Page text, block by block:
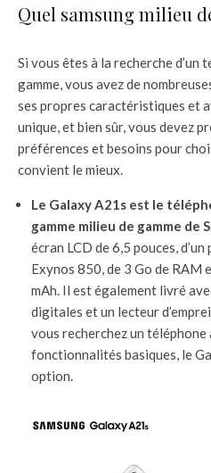
Quel samsung milieu
Si vous êtes à la recherche d’un
gamme, vous avez de
ses propres caractéristiques et
unique, et bien sûr, vous devez
préférences et besoins pour
convient le mieux.
Le Galaxy A21s est le
gamme milieu de gamme de
écran LCD de 6,5 pouces,
Exynos 850, de 3 Go de RAM
mAh. Il est également livré
digitales et un lecteur
vous recherchez un téléphone
fonctionnalités basiques, le
option.